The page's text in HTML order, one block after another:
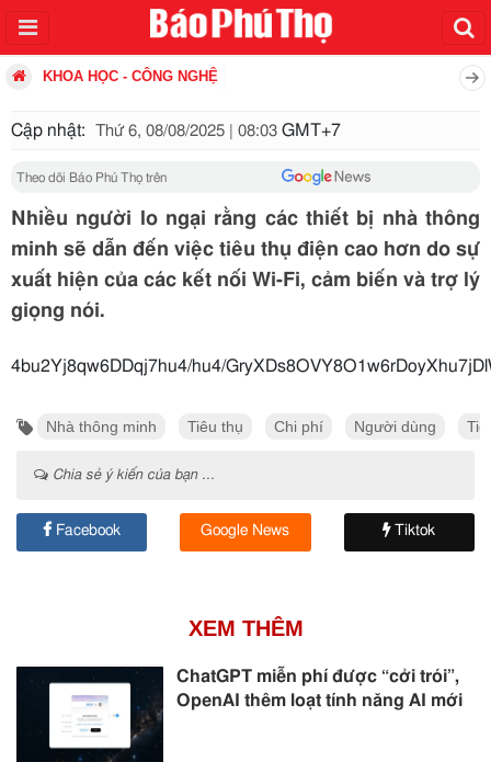
KHOA HỌC - CÔNG NGHỆ
Cập nhật: Thứ 6, 08/08/2025 | 08:03 GMT+7
Theo dõi Báo Phú Thọ trên
Nhiều người lo ngại rằng các thiết bị nhà thông
minh sẽ dẫn đến việc tiêu thụ điện cao hơn do sự
xuất hiện của các kết nối Wi-Fi, cảm biến và trợ lý
giọng nói.
4bu2Yj8qw6DDqj7hu4/hu4/
Nhà thông minh Tiêu thụ Chi phí Người dùng
Chia sẻ ý kiến của bạn ...
Facebook Google News Tiktok
XEM THÊM
ChatGPT miễn phí được “cởi trói”,
OpenAI thêm loạt tính năng AI mới